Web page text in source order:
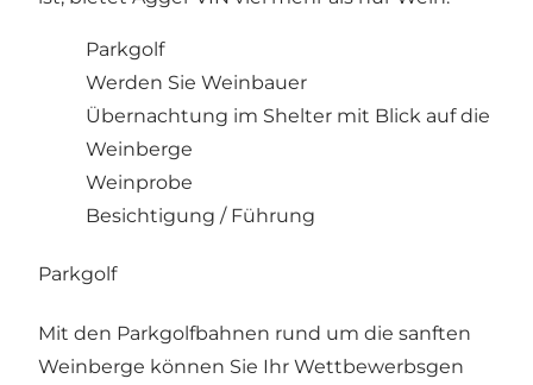
Parkgolf
Werden Sie Weinbauer
Übernachtung im Shelter mit Blick auf die
Weinberge
Weinprobe
Besichtigung / Führung
Parkgolf
Mit den Parkgolfbahnen rund um die sanften
Weinberge können Sie Ihr Wettbewerbsgen